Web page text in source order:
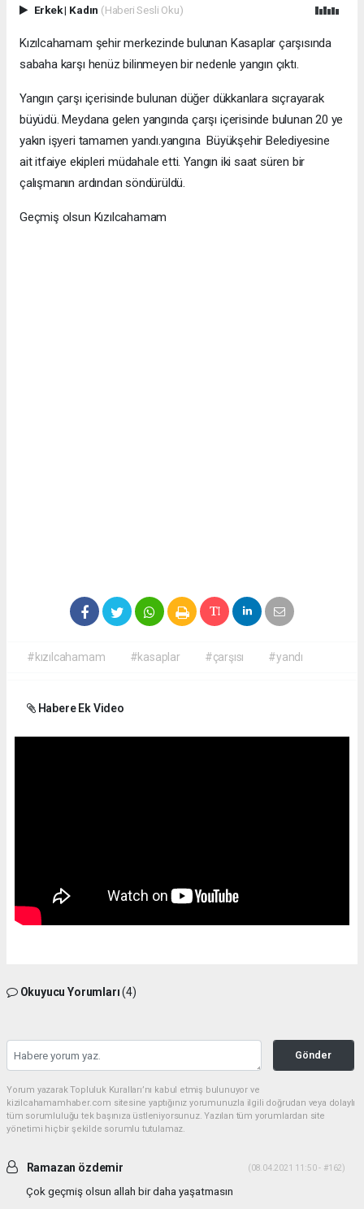
Erkek| Kadın (Haberi Sesli Oku)
Kızılcahamam şehir merkezinde bulunan Kasaplar çarşısında
sabaha karşı henüz bilinmeyen bir nedenle yangın çıktı.
Yangın çarşı içerisinde bulunan düğer dükkanlara sıçrayarak
büyüdü. Meydana gelen yangında çarşı içerisinde bulunan 20 ye
yakın işyeri tamamen yandı.yangına Büyükşehir Belediyesine
ait itfaiye ekipleri müdahale etti. Yangın iki saat süren bir
çalışmanın ardından söndürüldü.
Geçmiş olsun Kızılcahamam
#kızılcahamam #kasaplar #çarşısı #yandı
Habere Ek Video
Okuyucu Yorumları(4)
Gönder
Yorum yazarak Topluluk Kuralları’nı kabul etmiş bulunuyor ve
kizilcahamamhaber.com sitesine yaptığınız yorumunuzla ilgili doğrudan veya dolaylı
tüm sorumluluğu tek başınıza üstleniyorsunuz. Yazılan tüm yorumlardan site
yönetimi hiçbir şekilde sorumlu tutulamaz.
Ramazan özdemir (08.04.2021 11:50 - #162)
Çok geçmiş olsun allah bir daha yaşatmasın